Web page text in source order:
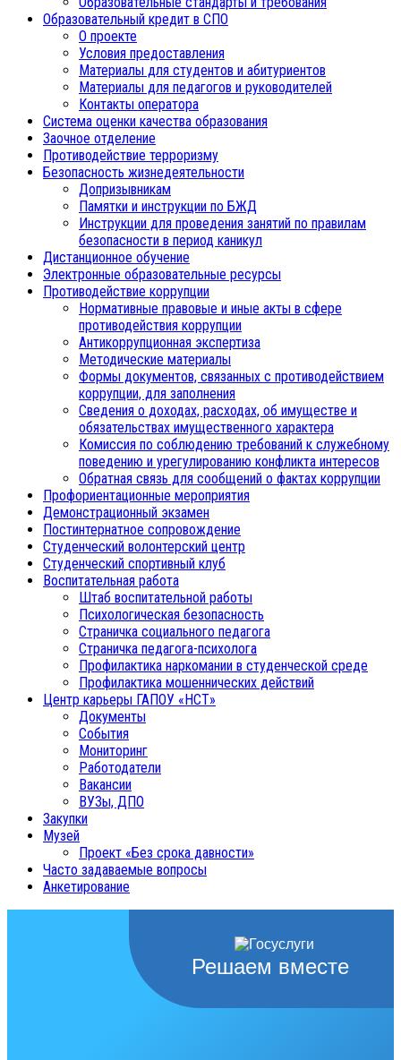
Образовательный кредит в СПО
О проекте
Условия предоставления
Материалы для студентов и абитуриентов
Материалы для педагогов и руководителей
Контакты оператора
Система оценки качества образования
Заочное отделение
Противодействие терроризму
Безопасность жизнедеятельности
Допризывникам
Памятки и инструкции по БЖД
Инструкции для проведения занятий по правилам
безопасности в период каникул
Дистанционное обучение
Электронные образовательные ресурсы
Противодействие коррупции
Нормативные правовые и иные акты в сфере
противодействия коррупции
Антикоррупционная экспертиза
Методические материалы
Формы документов, связанных с противодействием
коррупции, для заполнения
Сведения о доходах, расходах, об имуществе и
обязательствах имущественного характера
Комиссия по соблюдению требований к служебному
поведению и урегулированию конфликта интересов
Обратная связь для сообщений о фактах коррупции
Профориентационные мероприятия
Демонстрационный экзамен
Постинтернатное сопровождение
Студенческий волонтерский центр
Студенческий спортивный клуб
Воспитательная работа
Штаб воспитательной работы
Психологическая безопасность
Страничка социального педагога
Страничка педагога-психолога
Профилактика наркомании в студенческой среде
Профилактика мошеннических действий
Центр карьеры ГАПОУ «НСТ»
Документы
События
Мониторинг
Работодатели
Вакансии
ВУЗы, ДПО
Закупки
Музей
Проект «Без срока давности»
Часто задаваемые вопросы
Анкетирование
Решаем вместе